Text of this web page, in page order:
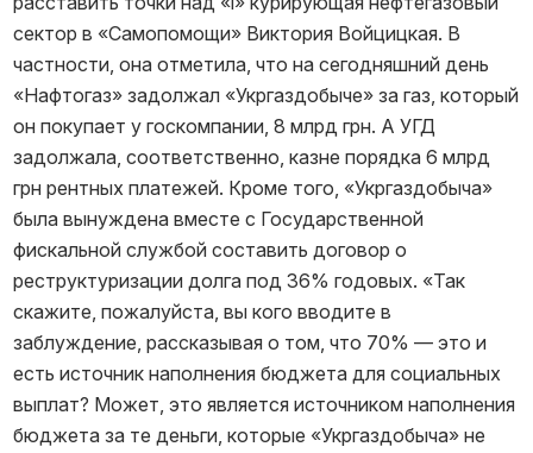
сектор в «Самопомощи» Виктория Войцицкая. В
частности, она отметила, что на сегодняшний день
«Нафтогаз» задолжал «Укргаздобыче» за газ, который
он покупает у госкомпании, 8 млрд грн. А УГД
задолжала, соответственно, казне порядка 6 млрд
грн рентных платежей. Кроме того, «Укргаздобыча»
была вынуждена вместе с Государственной
фискальной службой составить договор о
реструктуризации долга под 36% годовых. «Так
скажите, пожалуйста, вы кого вводите в
заблуждение, рассказывая о том, что 70% — это и
есть источник наполнения бюджета для социальных
выплат? Может, это является источником наполнения
бюджета за те деньги, которые «Укргаздобыча» не